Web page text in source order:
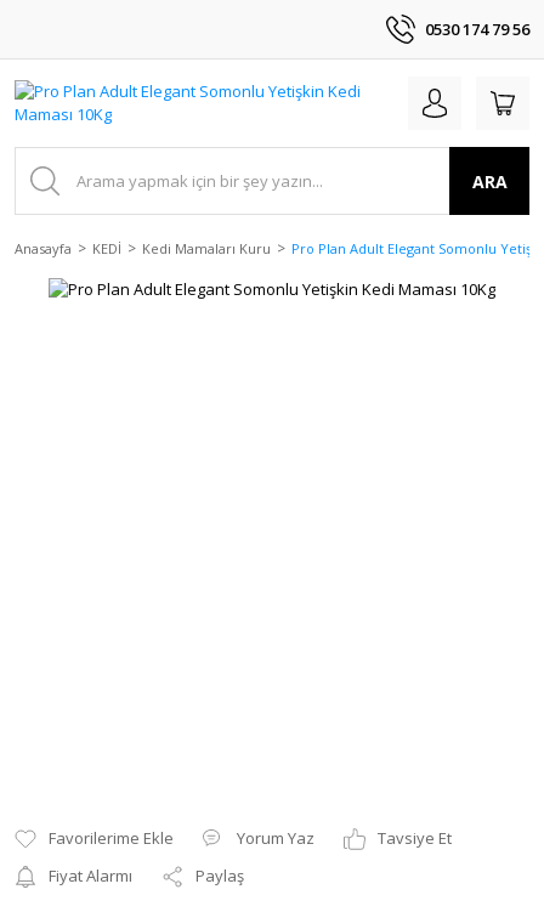
0530 174 79 56
ARA
Anasayfa KEDİ Kedi Mamaları Kuru Pro Plan Adult Elegant Somonlu
Yorum Yaz
Tavsiye Et
Fiyat Alarmı
Paylaş